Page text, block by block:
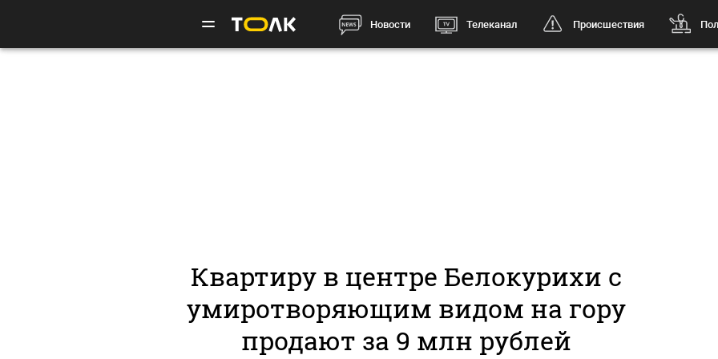
Новости Телеканал Происшествия
Квартиру в центре Белокурихи с
умиротворяющим видом на гору
продают за 9 млн рублей